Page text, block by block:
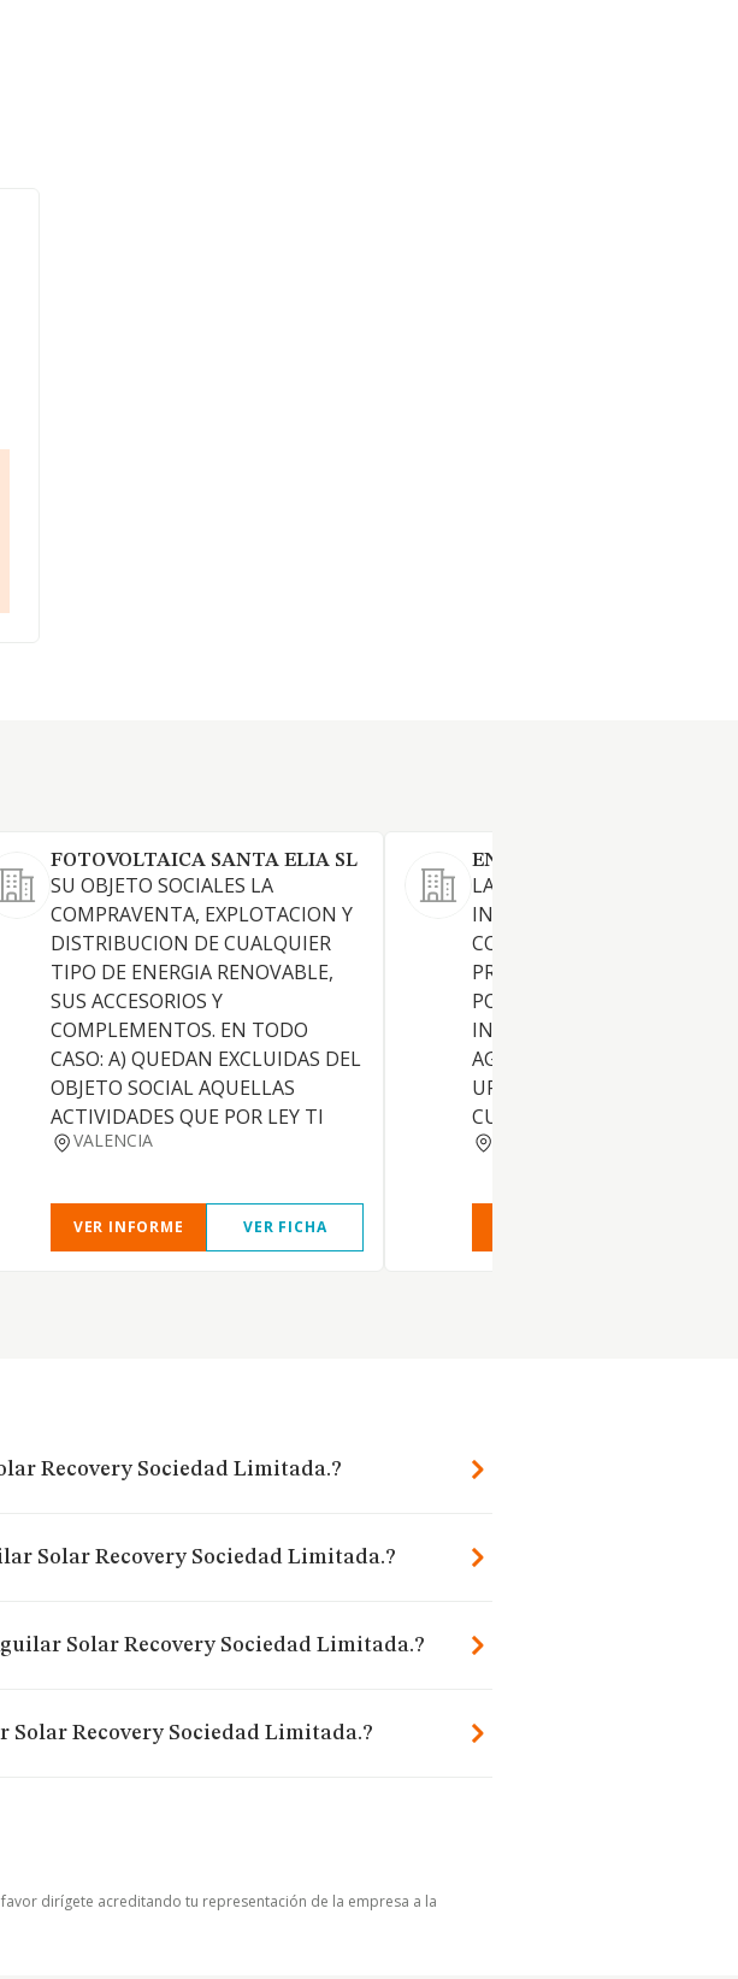
FOTOVOLTAICA SANTA ELIA SL
SU OBJETO SOCIALES LA
COMPRAVENTA, EXPLOTACION Y
DISTRIBUCION DE CUALQUIER
TIPO DE ENERGIA RENOVABLE,
SUS ACCESORIOS Y
COMPLEMENTOS. EN TODO
CASO: A) QUEDAN EXCLUIDAS DEL
OBJETO SOCIAL AQUELLAS
ACTIVIDADES QUE POR LEY TI
VALENCIA
VER INFORME VER FICHA
ENERSUNTEC 2 SL
LA CONSTRUCCION,
INSTALACION, PROMOCION
COMPRAVENTA, POR
PROPIA O AJENA, DE
POR NATURALEZA, E
INSTALACIONES DE
AGRICOLA, INDUSTRIAL Y
URBANA. LA
CUENTA PROPIA O AJENA,
Recovery Sociedad Limitada.?
Solar Recovery Sociedad Limitada.?
Solar Recovery Sociedad Limitada.?
Solar Recovery Sociedad Limitada.?
dirígete acreditando tu representación de la empresa a la